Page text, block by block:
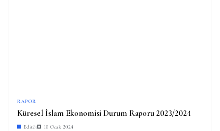
RAPOR
Küresel İslam Ekonomisi Durum Raporu 2023/2024
Editör 10 Ocak 2024